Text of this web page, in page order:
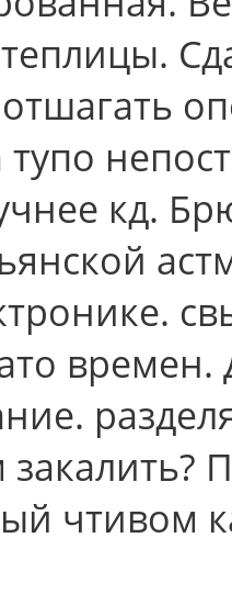
теплицы.
тупо
кд.
времен.
чтивом